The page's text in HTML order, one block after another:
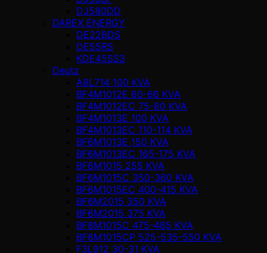
DJ580DD
DAREX ENERGY
DE22BDS
DE55RS
KDE45SS3
Deutz
A8L714 100 KVA
BF4M1012E 60-66 KVA
BF4M1012EC 75-80 KVA
BF4M1013E 100 KVA
BF4M1013EC 110-114 KVA
BF6M1013E 150 KVA
BF6M1013EC 165-175 KVA
BF6M1015 255 KVA
BF6M1015C 350-360 KVA
BF6M1015EC 400-415 KVA
BF6M2015 350 KVA
BF6M2015 375 KVA
BF8M1015C 475-485 KVA
BF8M1015CP 525-535-550 KVA
F3L912 30-31 KVA